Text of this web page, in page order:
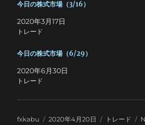
今日の株式市場（3/16）
2020年3月17日
トレード
今日の株式市場（6/29）
2020年6月30日
トレード
投
fxkabu
投
2020年4月20日
カ
トレード